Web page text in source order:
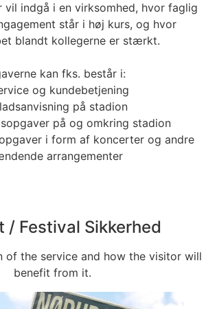
vil indgå i en virksomhed, hvor faglig
står i høj kurs, og hvor
blandt kollegerne er stærkt.
kan fks. består i:
og kundebetjening
på stadion
på og omkring stadion
i form af koncerter og andre
arrangementer
/ Festival Sikkerhed
of the service and how the visitor will
benefit from it.